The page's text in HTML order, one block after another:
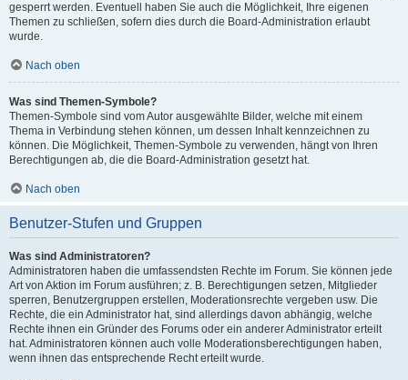
gesperrt werden. Eventuell haben Sie auch die Möglichkeit, Ihre eigenen
Themen zu schließen, sofern dies durch die Board-Administration erlaubt
wurde.
Nach oben
Was sind Themen-Symbole?
Themen-Symbole sind vom Autor ausgewählte Bilder, welche mit einem
Thema in Verbindung stehen können, um dessen Inhalt kennzeichnen zu
können. Die Möglichkeit, Themen-Symbole zu verwenden, hängt von Ihren
Berechtigungen ab, die die Board-Administration gesetzt hat.
Nach oben
Benutzer-Stufen und Gruppen
Was sind Administratoren?
Administratoren haben die umfassendsten Rechte im Forum. Sie können jede
Art von Aktion im Forum ausführen; z. B. Berechtigungen setzen, Mitglieder
sperren, Benutzergruppen erstellen, Moderationsrechte vergeben usw. Die
Rechte, die ein Administrator hat, sind allerdings davon abhängig, welche
Rechte ihnen ein Gründer des Forums oder ein anderer Administrator erteilt
hat. Administratoren können auch volle Moderationsberechtigungen haben,
wenn ihnen das entsprechende Recht erteilt wurde.